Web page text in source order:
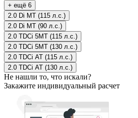
+ ещё 6
2.0 Di MT (115 л.с.)
2.0 Di MT (90 л.с.)
2.0 TDCi 5MT (115 л.с.)
2.0 TDCi 5MT (130 л.с.)
2.0 TDCi AT (115 л.с.)
2.0 TDCi AT (130 л.с.)
Не нашли то, что искали?
Закажите индивидуальный расчет